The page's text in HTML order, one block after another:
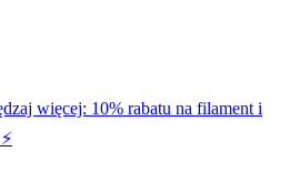
więcej: 10% rabatu na filament i